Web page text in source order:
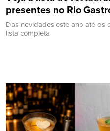
presentes no Rio
Das novidades este ano até os
lista completa